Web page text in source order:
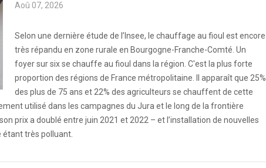
Aoû 07, 2026
Selon une dernière étude de l’Insee, le chauffage au fioul est encore
très répandu en zone rurale en Bourgogne-Franche-Comté. Un
foyer sur six se chauffe au fioul dans la région. C'est la plus forte
proportion des régions de France métropolitaine. Il apparaît que 25%
des plus de 75 ans et 22% des agriculteurs se chauffent de cette
utilisé dans les campagnes du Jura et le long de la frontière
prix a doublé entre juin 2021 et 2022 – et l’installation de nouvelles
très polluant.